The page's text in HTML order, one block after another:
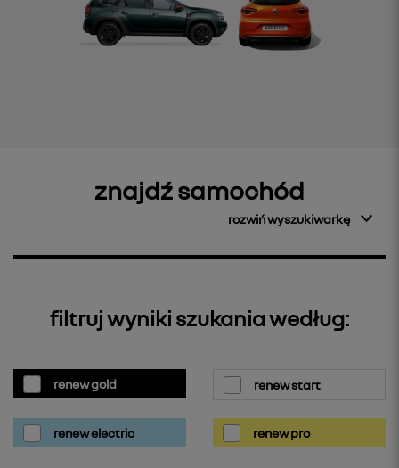
znajdź samochód
rozwiń wyszukiwarkę
filtruj wyniki szukania według:
renew gold renew start
renew electric renew pro